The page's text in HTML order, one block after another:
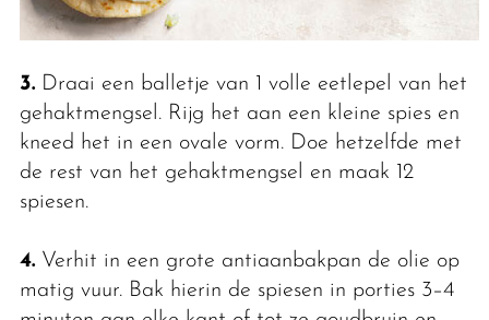
3.Draai een balletje van 1 volle eetlepel van het
gehaktmengsel. Rijg het aan een kleine spies en
kneed het in een ovale vorm. Doe hetzelfde met
de rest van het gehaktmengsel en maak 12
spiesen.
4.Verhit in een grote antiaanbakpan de olie op
matig vuur. Bak hierin de spiesen in porties 3–4